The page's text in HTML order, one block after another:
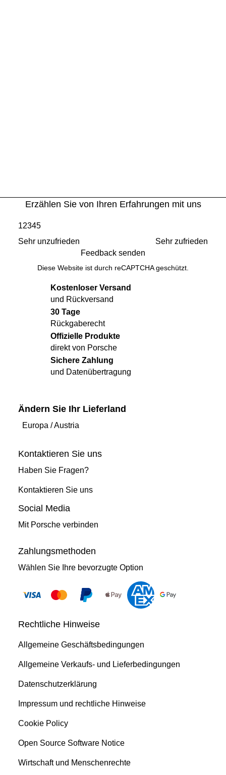
Erzählen Sie von Ihren Erfahrungen mit uns
Sehr unzufrieden
12345
Sehr zufrieden
Feedback senden
Diese Website ist durch reCAPTCHA geschützt.
Kostenloser Versand
und Rückversand
30 Tage
Rückgaberecht
Offizielle Produkte
direkt von Porsche
Sichere Zahlung
und Datenübertragung
Ändern Sie Ihr Lieferland
Europa /Austria
Kontaktieren Sie uns
Haben Sie Fragen?
Kontaktieren Sie uns
Social Media
Mit Porsche verbinden
Zahlungsmethoden
Wählen Sie Ihre bevorzugte Option
Rechtliche Hinweise
Allgemeine Geschäftsbedingungen
Allgemeine Verkaufs- und Lieferbedingungen
Datenschutzerklärung
Impressum und rechtliche Hinweise
Cookie Policy
Open Source Software Notice
Wirtschaft und Menschenrechte